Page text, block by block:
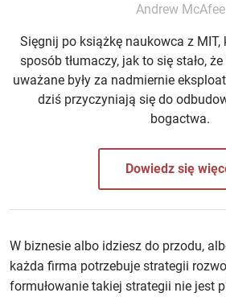
Andrew McAfee
Sięgnij po książkę naukowca z
sposób tłumaczy, jak to się stało,
uważane były za nadmiernie
dziś przyczyniają się do
bogactwa.
Dowiedz się
W biznesie albo idziesz do przodu,
każda firma potrzebuje strategii
formułowanie takiej strategii nie jest